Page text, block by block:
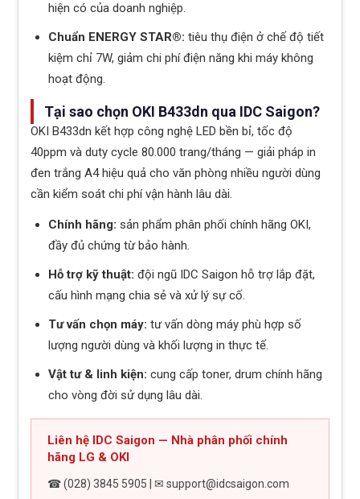
hiện có của doanh nghiệp.
Chuẩn ENERGY STAR®: tiêu thụ điện ở chế độ tiết
kiệm chỉ 7W, giảm chi phí điện năng khi máy không
hoạt động.
Tại sao chọn OKI B433dn qua IDC Saigon?
OKI B433dn kết hợp công nghệ LED bền bỉ, tốc độ
40ppm và duty cycle 80.000 trang/tháng — giải pháp in
đen trắng A4 hiệu quả cho văn phòng nhiều người dùng
cần kiểm soát chi phí vận hành lâu dài.
Chính hãng: sản phẩm phân phối chính hãng OKI,
đầy đủ chứng từ bảo hành.
Hỗ trợ kỹ thuật: đội ngũ IDC Saigon hỗ trợ lắp đặt,
cấu hình mạng chia sẻ và xử lý sự cố.
Tư vấn chọn máy: tư vấn dòng máy phù hợp số
lượng người dùng và khối lượng in thực tế.
Vật tư & linh kiện: cung cấp toner, drum chính hãng
cho vòng đời sử dụng lâu dài.
Liên hệ IDC Saigon — Nhà phân phối chính
hãng LG & OKI
☎ (028) 3845 5905 | ✉ support@idcsaigon.com